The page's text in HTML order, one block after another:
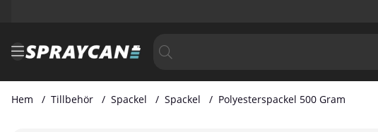
Hem Tillbehör Spackel Spackel Polyesterspackel 500 Gram